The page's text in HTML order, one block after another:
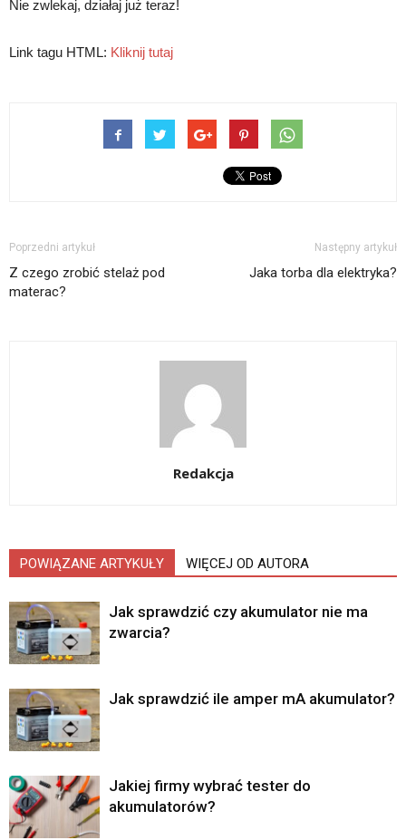
Nie zwlekaj, działaj już teraz!
Link tagu HTML: Kliknij tutaj
Poprzedni artykuł
Z czego zrobić stelaż pod
materac?
Następny artykuł
Jaka torba dla elektryka?
Redakcja
POWIĄZANE ARTYKUŁY WIĘCEJ OD AUTORA
Jak sprawdzić czy akumulator nie ma
zwarcia?
Jak sprawdzić ile amper mA akumulator?
Jakiej firmy wybrać tester do
akumulatorów?